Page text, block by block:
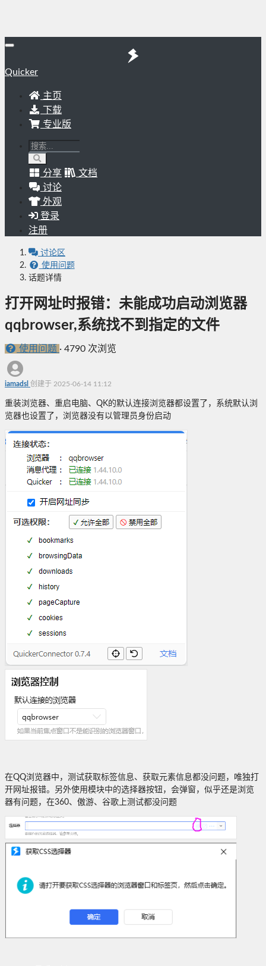
Quicker
主页
下载
专业版
分享
文档
讨论
外观
登录
注册
讨论区
使用问题
话题详情
打开网址时报错：未能成功启动浏览器
qqbrowser,系统找不到指定的文件
使用问题 · 4790 次浏览
iamadsl 创建于 2025-06-14 11:12
重装浏览器、重启电脑、QK的默认连接浏览器都设置了，系统默认浏
览器也设置了，浏览器没有以管理员身份启动
在QQ浏览器中，测试获取标签信息、获取元素信息都没问题，唯独打
开网址报错。另外使用模块中的选择器按钮，会弹窗，似乎还是浏览
器有问题，在360、傲游、谷歌上测试都没问题